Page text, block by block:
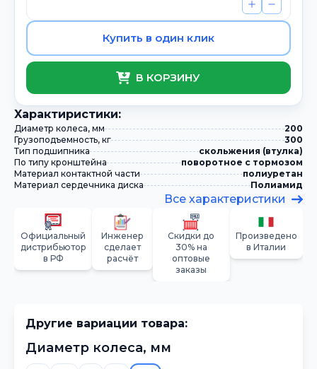
Купить в один клик
В КОРЗИНУ
Xарактиристики:
Диаметр колеса, мм
200
Грузоподъемность, кг
300
Тип подшипника
скольжения (втулка)
По типу кронштейна
поворотное с тормозом
Материал контактной части
полиуретан
Материал сердечника диска
Полиамид
Все характеристики
Официальный
дистрибьютор
в РФ
Инженер
сделает
расчёт
Скидки до
30% на
оптовые
заказы
Произведено
в Италии
Другие вариации товара:
Диаметр колеса, мм